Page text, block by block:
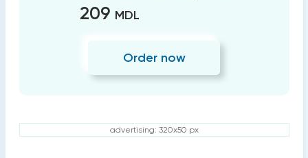
209 MDL
Order now
advertising: 320x50 px